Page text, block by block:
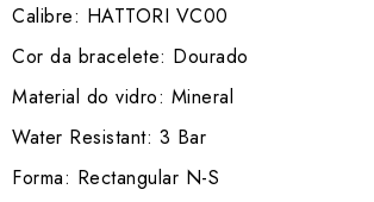
Calibre: HATTORI VC00
Cor da bracelete: Dourado
Material do vidro: Mineral
Water Resistant: 3 Bar
Forma: Rectangular N-S